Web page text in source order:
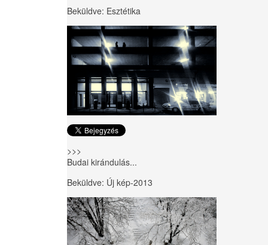
Beküldve: Esztétika
>>>
Budai kirándulás...
Beküldve: Új kép-2013